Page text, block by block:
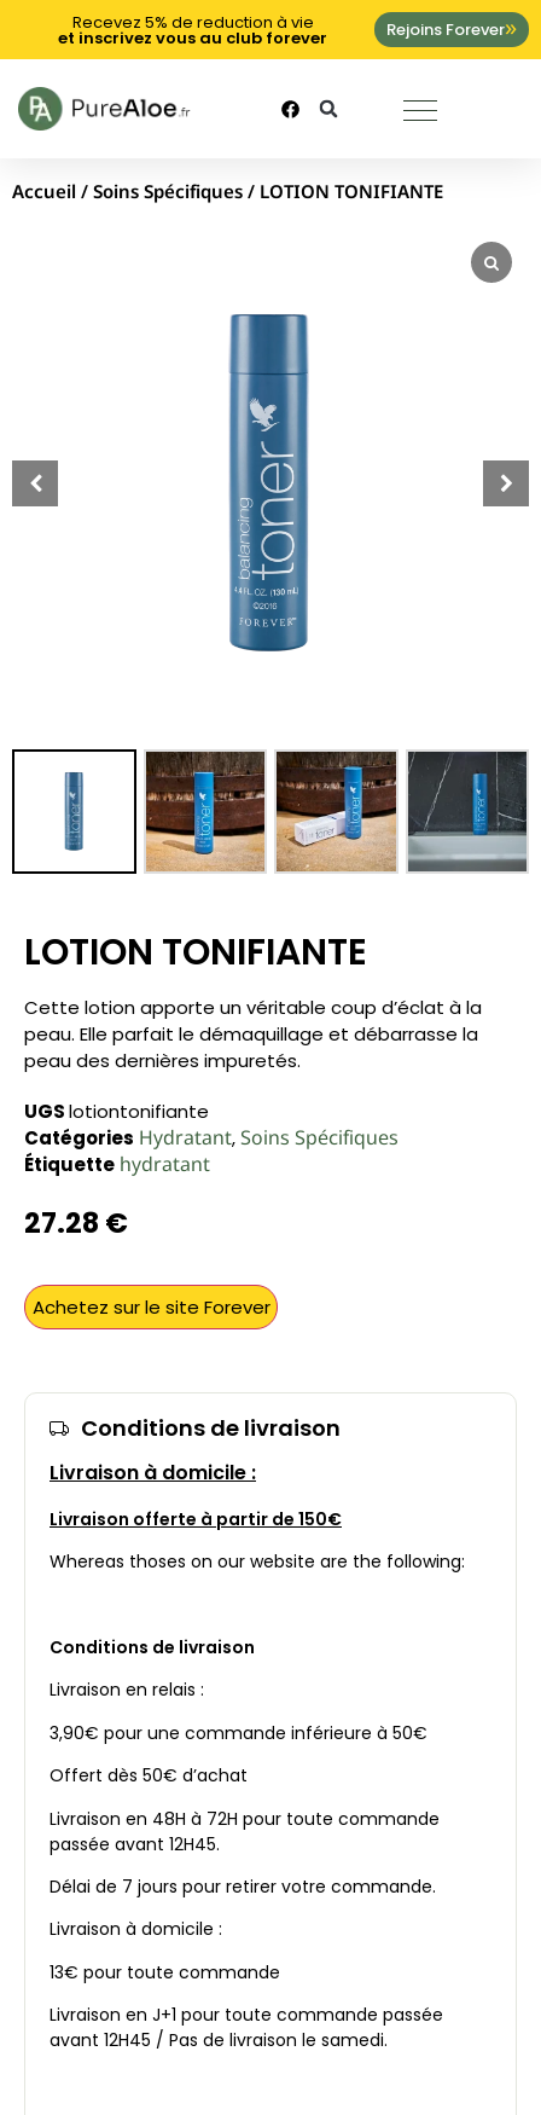
Recevez 5% de reduction à vie
et inscrivez vous au club forever Rejoins Forever
Accueil / Soins Spécifiques / LOTION TONIFIANTE
LOTION TONIFIANTE
Cette lotion apporte un véritable coup d’éclat à la
peau. Elle parfait le démaquillage et débarrasse la
peau des dernières impuretés.
UGSlotiontonifiante
Catégories Hydratant, Soins Spécifiques
Étiquette hydratant
27.28 €
Achetez sur le site Forever
Conditions de livraison
Livraison à domicile :
Livraison offerte à partir de 150€
Whereas thoses on our website are the following:
Conditions de livraison
Livraison en relais :
3,90€ pour une commande inférieure à 50€
Offert dès 50€ d’achat
Livraison en 48H à 72H pour toute commande
passée avant 12H45.
Délai de 7 jours pour retirer votre commande.
Livraison à domicile :
13€ pour toute commande
Livraison en J+1 pour toute commande passée
avant 12H45 / Pas de livraison le samedi.